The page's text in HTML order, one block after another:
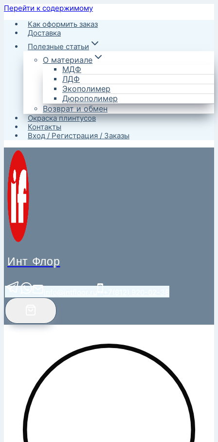
Перейти к содержимому
Как оформить заказ
Доставка
Полезные статьи
О материале
МДФ
ЛДФ
Экополимер
Дюрополимер
Возврат и обмен
Окраска плинтусов
Контакты
Вход / Регистрация / Заказы
Инт Флор